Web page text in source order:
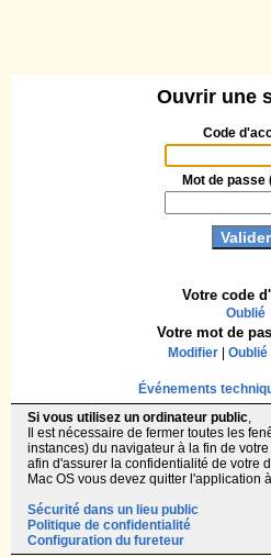
Ouvrir une
Code
Votre code
Oublié
Mot de passe
Votre mot de
Modifier Oublié
Événements
Si vous utilisez un ordinateur public,
Il est nécessaire de fermer toutes les
instances) du navigateur à la fin de votre
afin d'assurer la confidentialité de votre
Mac OS vous devez quitter l'application
Sécurité dans un lieu public
Politique de confidentialité
Configuration du fureteur